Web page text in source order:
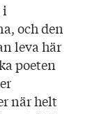
i
och den
leva här
poeten
när helt